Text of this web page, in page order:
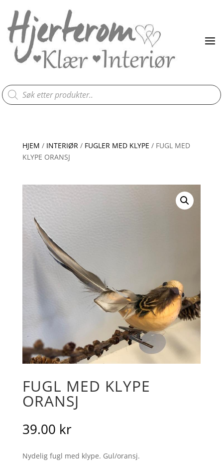
Products
search
HJEM / INTERIØR/ FUGLER MED KLYPE / FUGL MED
KLYPE ORANSJ
FUGL MED KLYPE
ORANSJ
39.00 kr
Nydelig fugl med klype. Gul/oransj.